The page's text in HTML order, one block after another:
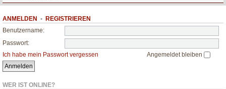
ANMELDEN • REGISTRIEREN
Benutzername:
Passwort:
Ich habe mein Passwort vergessen
Angemeldet bleiben
WER IST ONLINE?